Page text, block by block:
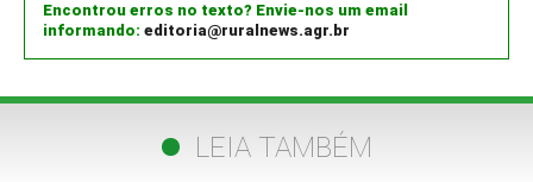
Encontrou erros no texto? Envie-nos um email
informando: editoria@ruralnews.agr.br
LEIA TAMBÉM